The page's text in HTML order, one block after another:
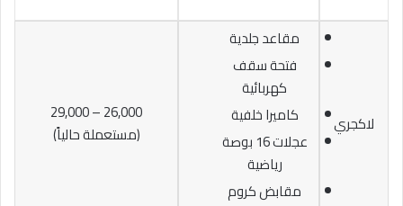
لاكجري
مقاعد جلدية
فتحة سقف
كهربائية
كاميرا خلفية
عجلات 16 بوصة
رياضية
مقابض كروم
26,000 – 29,000
(مستعملة حالياً)